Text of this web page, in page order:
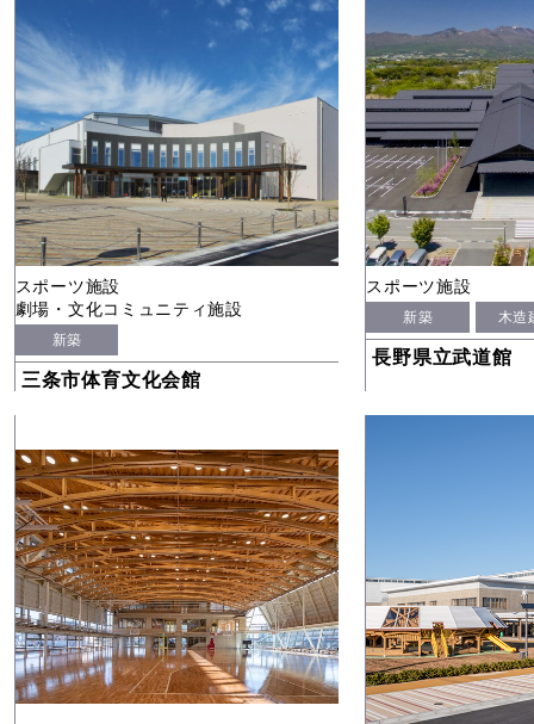
スポーツ施設
劇場・文化コミュニティ施設
新築
三条市体育文化会館
スポーツ施設
新築 木造
長野県立武道館